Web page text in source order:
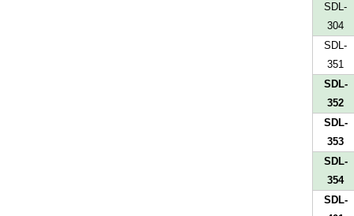
SDL-
304
SDL-
351
SDL-
352
SDL-
353
SDL-
354
SDL-